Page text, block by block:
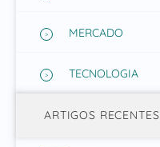
MERCADO
TECNOLOGIA
ARTIGOS RECENTES